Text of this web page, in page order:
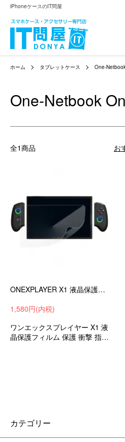
iPhoneケースのIT問屋
ホーム タブレットケース One-
One-Netbook
全1商品 お
ONEXPLAYER X1 液晶保護フィルム 10.95インチ 高光沢 PET 保護フィルム/液晶保護フィルム 液晶保護シート
1,580円(内税)
ワンエックスプレイヤー X1 液
晶保護フィルム 保護 衝撃 指紋
カテゴリー